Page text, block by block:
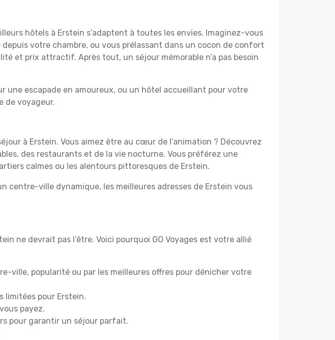
hôtels à Erstein s’adaptent à toutes les envies. Imaginez-vous
votre chambre, ou vous prélassant dans un cocon de confort
et prix attractif. Après tout, un séjour mémorable n’a pas besoin
une escapade en amoureux, ou un hôtel accueillant pour votre
de voyageur.
à Erstein. Vous aimez être au cœur de l’animation ? Découvrez
des restaurants et de la vie nocturne. Vous préférez une
calmes ou les alentours pittoresques de Erstein.
centre-ville dynamique, les meilleures adresses de Erstein vous
ne devrait pas l’être. Voici pourquoi GO Voyages est votre allié
ville, popularité ou par les meilleures offres pour dénicher votre
limitées pour Erstein.
payez.
pour garantir un séjour parfait.